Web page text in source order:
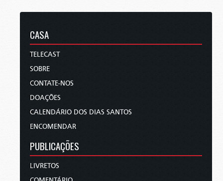
CASA
TELECAST
SOBRE
CONTATE-NOS
DOAÇÕES
CALENDÁRIO DOS DIAS SANTOS
ENCOMENDAR
PUBLICAÇÕES
LIVRETOS